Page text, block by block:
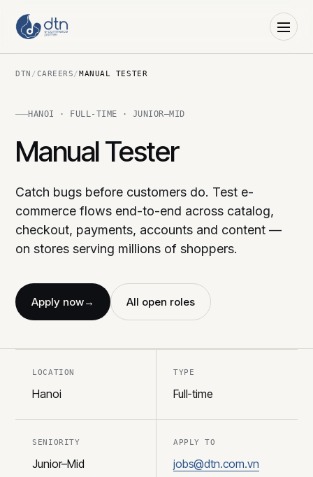
DTN /CAREERS/MANUAL TESTER
HANOI · FULL-TIME · JUNIOR–MID
Manual Tester
Catch bugs before customers do. Test e-
commerce flows end-to-end across catalog,
checkout, payments, accounts and content —
on stores serving millions of shoppers.
Apply now→ All open roles
LOCATION
Hanoi
TYPE
Full-time
SENIORITY
Junior–Mid
APPLY TO
jobs@dtn.com.vn